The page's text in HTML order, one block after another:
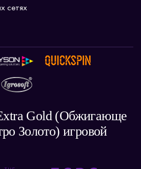
сетях
Gold (Обжигающе
Золото) игровой